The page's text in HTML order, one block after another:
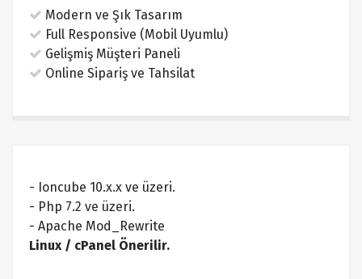
Modern ve Şık Tasarım
Full Responsive (Mobil Uyumlu)
Gelişmiş Müşteri Paneli
Online Sipariş ve Tahsilat
- Ioncube 10.x.x ve üzeri.
- Php 7.2 ve üzeri.
- Apache Mod_Rewrite
Linux / cPanel Önerilir.